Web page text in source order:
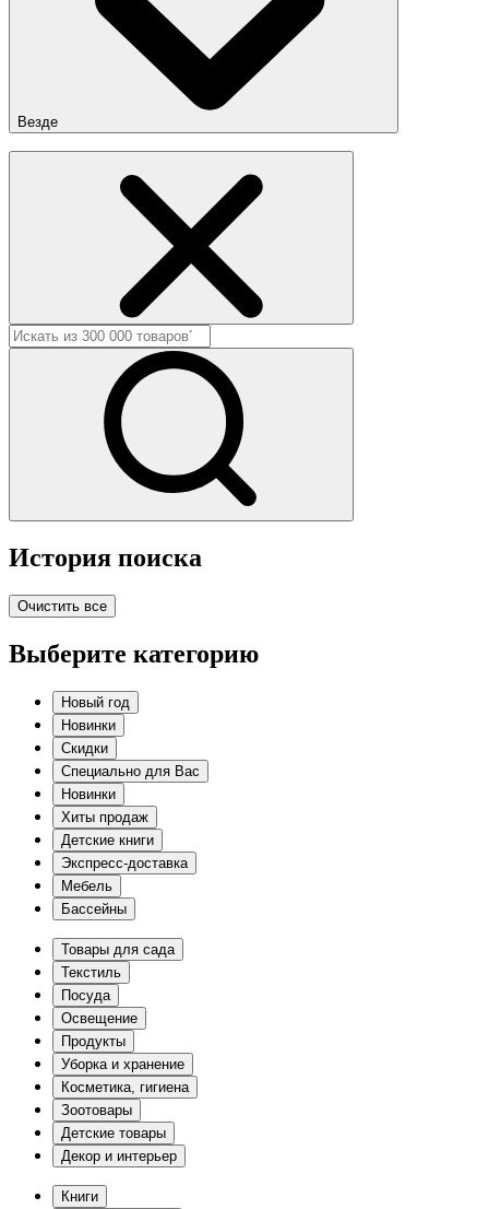
Везде
История поиска
Очистить все
Выберите категорию
Новый год
Новинки
Скидки
Специально для Вас
Новинки
Хиты продаж
Детские книги
Экспресс-доставка
Мебель
Бассейны
Товары для сада
Текстиль
Посуда
Освещение
Продукты
Уборка и хранение
Косметика, гигиена
Зоотовары
Детские товары
Декор и интерьер
Книги